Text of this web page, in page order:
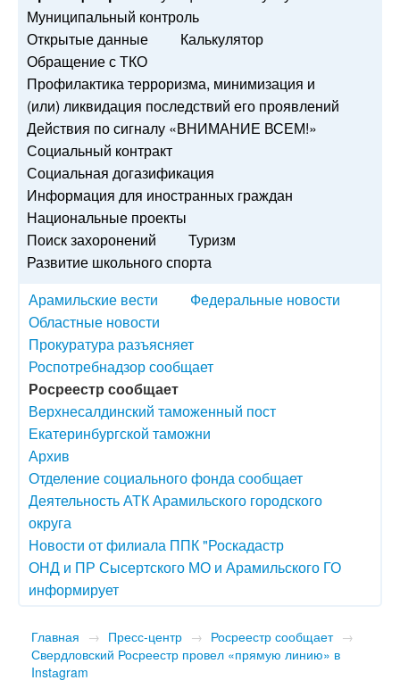
Муниципальный контроль
Открытые данные
Калькулятор
Обращение с ТКО
Профилактика терроризма, минимизация и
(или) ликвидация последствий его проявлений
Действия по сигналу «ВНИМАНИЕ ВСЕМ!»
Социальный контракт
Социальная догазификация
Информация для иностранных граждан
Национальные проекты
Поиск захоронений
Туризм
Развитие школьного спорта
Арамильские вести
Федеральные новости
Областные новости
Прокуратура разъясняет
Роспотребнадзор сообщает
Росреестр сообщает
Верхнесалдинский таможенный пост
Екатеринбургской таможни
Архив
Отделение социального фонда сообщает
Деятельность АТК Арамильского городского
округа
Новости от филиала ППК "Роскадастр
ОНД и ПР Сысертского МО и Арамильского ГО
информирует
Главная → Пресс-центр → Росреестр сообщает →
Свердловский Росреестр провел «прямую линию» в
Instаgram